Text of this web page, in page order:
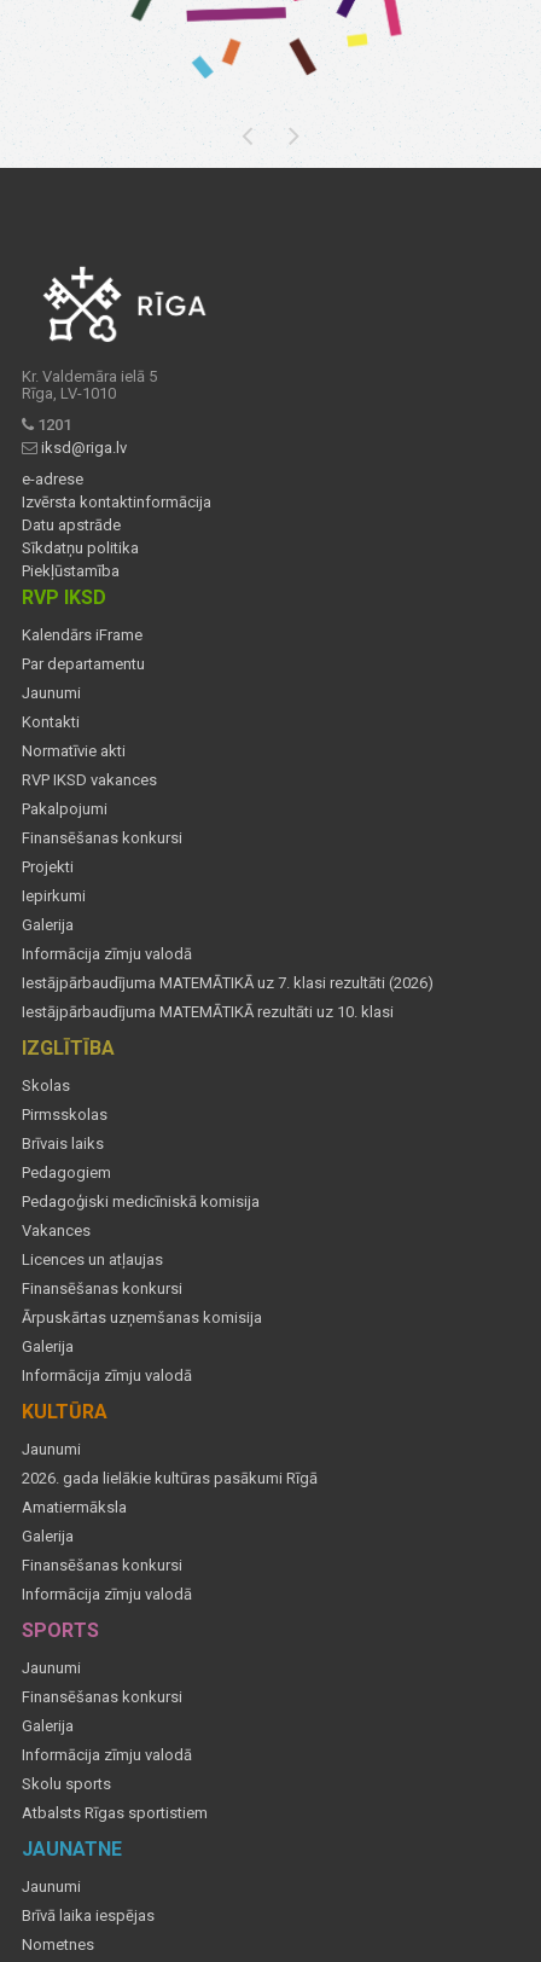
Kr. Valdemāra ielā 5
Rīga, LV-1010
1201
iksd@riga.lv
e-adrese
Izvērsta kontaktinformācija
Datu apstrāde
Sīkdatņu politika
Piekļūstamība
RVP IKSD
Kalendārs iFrame
Par departamentu
Jaunumi
Kontakti
Normatīvie akti
RVP IKSD vakances
Pakalpojumi
Finansēšanas konkursi
Projekti
Iepirkumi
Galerija
Informācija zīmju valodā
Iestājpārbaudījuma MATEMĀTIKĀ uz 7. klasi rezultāti (2026)
Iestājpārbaudījuma MATEMĀTIKĀ rezultāti uz 10. klasi
IZGLĪTĪBA
Skolas
Pirmsskolas
Brīvais laiks
Pedagogiem
Pedagoģiski medicīniskā komisija
Vakances
Licences un atļaujas
Finansēšanas konkursi
Ārpuskārtas uzņemšanas komisija
Galerija
Informācija zīmju valodā
KULTŪRA
Jaunumi
2026. gada lielākie kultūras pasākumi Rīgā
Amatiermāksla
Galerija
Finansēšanas konkursi
Informācija zīmju valodā
SPORTS
Jaunumi
Finansēšanas konkursi
Galerija
Informācija zīmju valodā
Skolu sports
Atbalsts Rīgas sportistiem
JAUNATNE
Jaunumi
Brīvā laika iespējas
Nometnes